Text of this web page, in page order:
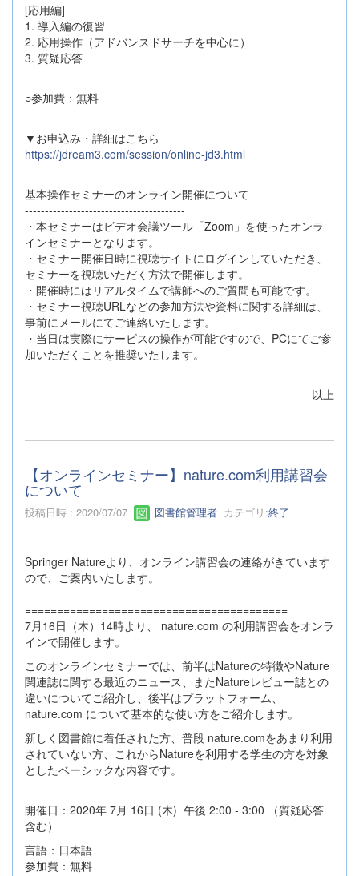
[応用編]
1. 導入編の復習
2. 応用操作（アドバンスドサーチを中心に）
3. 質疑応答
○参加費：無料
▼お申込み・詳細はこちら
https://jdream3.com/session/online-jd3.html
基本操作セミナーのオンライン開催について
----------------------------------------
・本セミナーはビデオ会議ツール「Zoom」を使ったオンラ
インセミナーとなります。
・セミナー開催日時に視聴サイトにログインしていただき、
セミナーを視聴いただく方法で開催します。
・開催時にはリアルタイムで講師へのご質問も可能です。
・セミナー視聴URLなどの参加方法や資料に関する詳細は、
事前にメールにてご連絡いたします。
・当日は実際にサービスの操作が可能ですので、PCにてご参
加いただくことを推奨いたします。
以上
【オンラインセミナー】nature.com利用講習会
について
投稿日時 : 2020/07/07 図書館管理者 カテゴリ:終了
Springer Natureより、オンライン講習会の連絡がきています
ので、ご案内いたします。
=========================================
7月16日（木）14時より、 nature.com の利用講習会をオンラ
インで開催します。
このオンラインセミナーでは、前半はNatureの特徴やNature
関連誌に関する最近のニュース、またNatureレビュー誌との
違いについてご紹介し、後半はプラットフォーム、
nature.com について基本的な使い方をご紹介します。
新しく図書館に着任された方、普段 nature.comをあまり利用
されていない方、これからNatureを利用する学生の方を対象
としたベーシックな内容です。
開催日：2020年 7月 16日 (木) 午後 2:00 - 3:00 （質疑応答
含む）
言語：日本語
参加費：無料